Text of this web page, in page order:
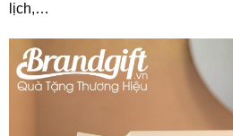
lịch,…